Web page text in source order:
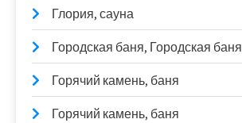
Глория, сауна
Городская баня, Городская баня
Горячий камень, баня
Горячий камень, баня